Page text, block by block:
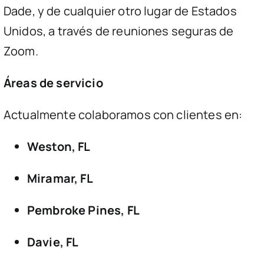
Dade, y de cualquier otro lugar de Estados
Unidos, a través de reuniones seguras de
Zoom.
Áreas de servicio
Actualmente colaboramos con clientes en:
Weston, FL
Miramar, FL
Pembroke Pines, FL
Davie, FL